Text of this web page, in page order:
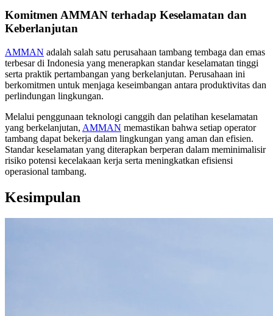
Komitmen AMMAN terhadap Keselamatan dan
Keberlanjutan
AMMAN adalah salah satu perusahaan tambang tembaga dan emas
terbesar di Indonesia yang menerapkan standar keselamatan tinggi
serta praktik pertambangan yang berkelanjutan. Perusahaan ini
berkomitmen untuk menjaga keseimbangan antara produktivitas dan
perlindungan lingkungan.
Melalui penggunaan teknologi canggih dan pelatihan keselamatan
yang berkelanjutan, AMMAN memastikan bahwa setiap operator
tambang dapat bekerja dalam lingkungan yang aman dan efisien.
Standar keselamatan yang diterapkan berperan dalam meminimalisir
risiko potensi kecelakaan kerja serta meningkatkan efisiensi
operasional tambang.
Kesimpulan